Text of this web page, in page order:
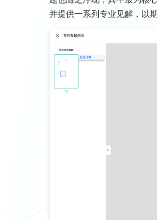
并提供一系列专业见解，以